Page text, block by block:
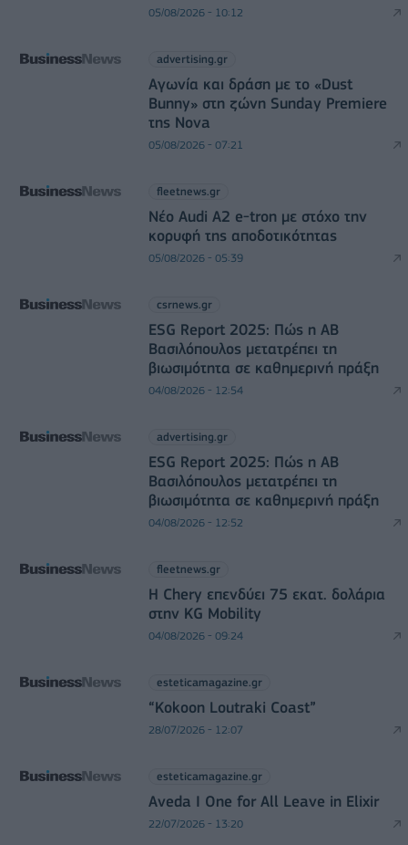
05/08/2026 - 10:12
advertising.gr
Αγωνία και δράση με το «Dust
Bunny» στη ζώνη Sunday Premiere
της Nova
05/08/2026 - 07:21
fleetnews.gr
Νέο Audi A2 e-tron με στόχο την
κορυφή της αποδοτικότητας
05/08/2026 - 05:39
csrnews.gr
ESG Report 2025: Πώς η ΑΒ
Βασιλόπουλος μετατρέπει τη
βιωσιμότητα σε καθημερινή πράξη
04/08/2026 - 12:54
advertising.gr
ESG Report 2025: Πώς η ΑΒ
Βασιλόπουλος μετατρέπει τη
βιωσιμότητα σε καθημερινή πράξη
04/08/2026 - 12:52
fleetnews.gr
Η Chery επενδύει 75 εκατ. δολάρια
στην KG Mobility
04/08/2026 - 09:24
esteticamagazine.gr
“Kokoon Loutraki Coast”
28/07/2026 - 12:07
esteticamagazine.gr
Aveda I One for All Leave in Elixir
22/07/2026 - 13:20